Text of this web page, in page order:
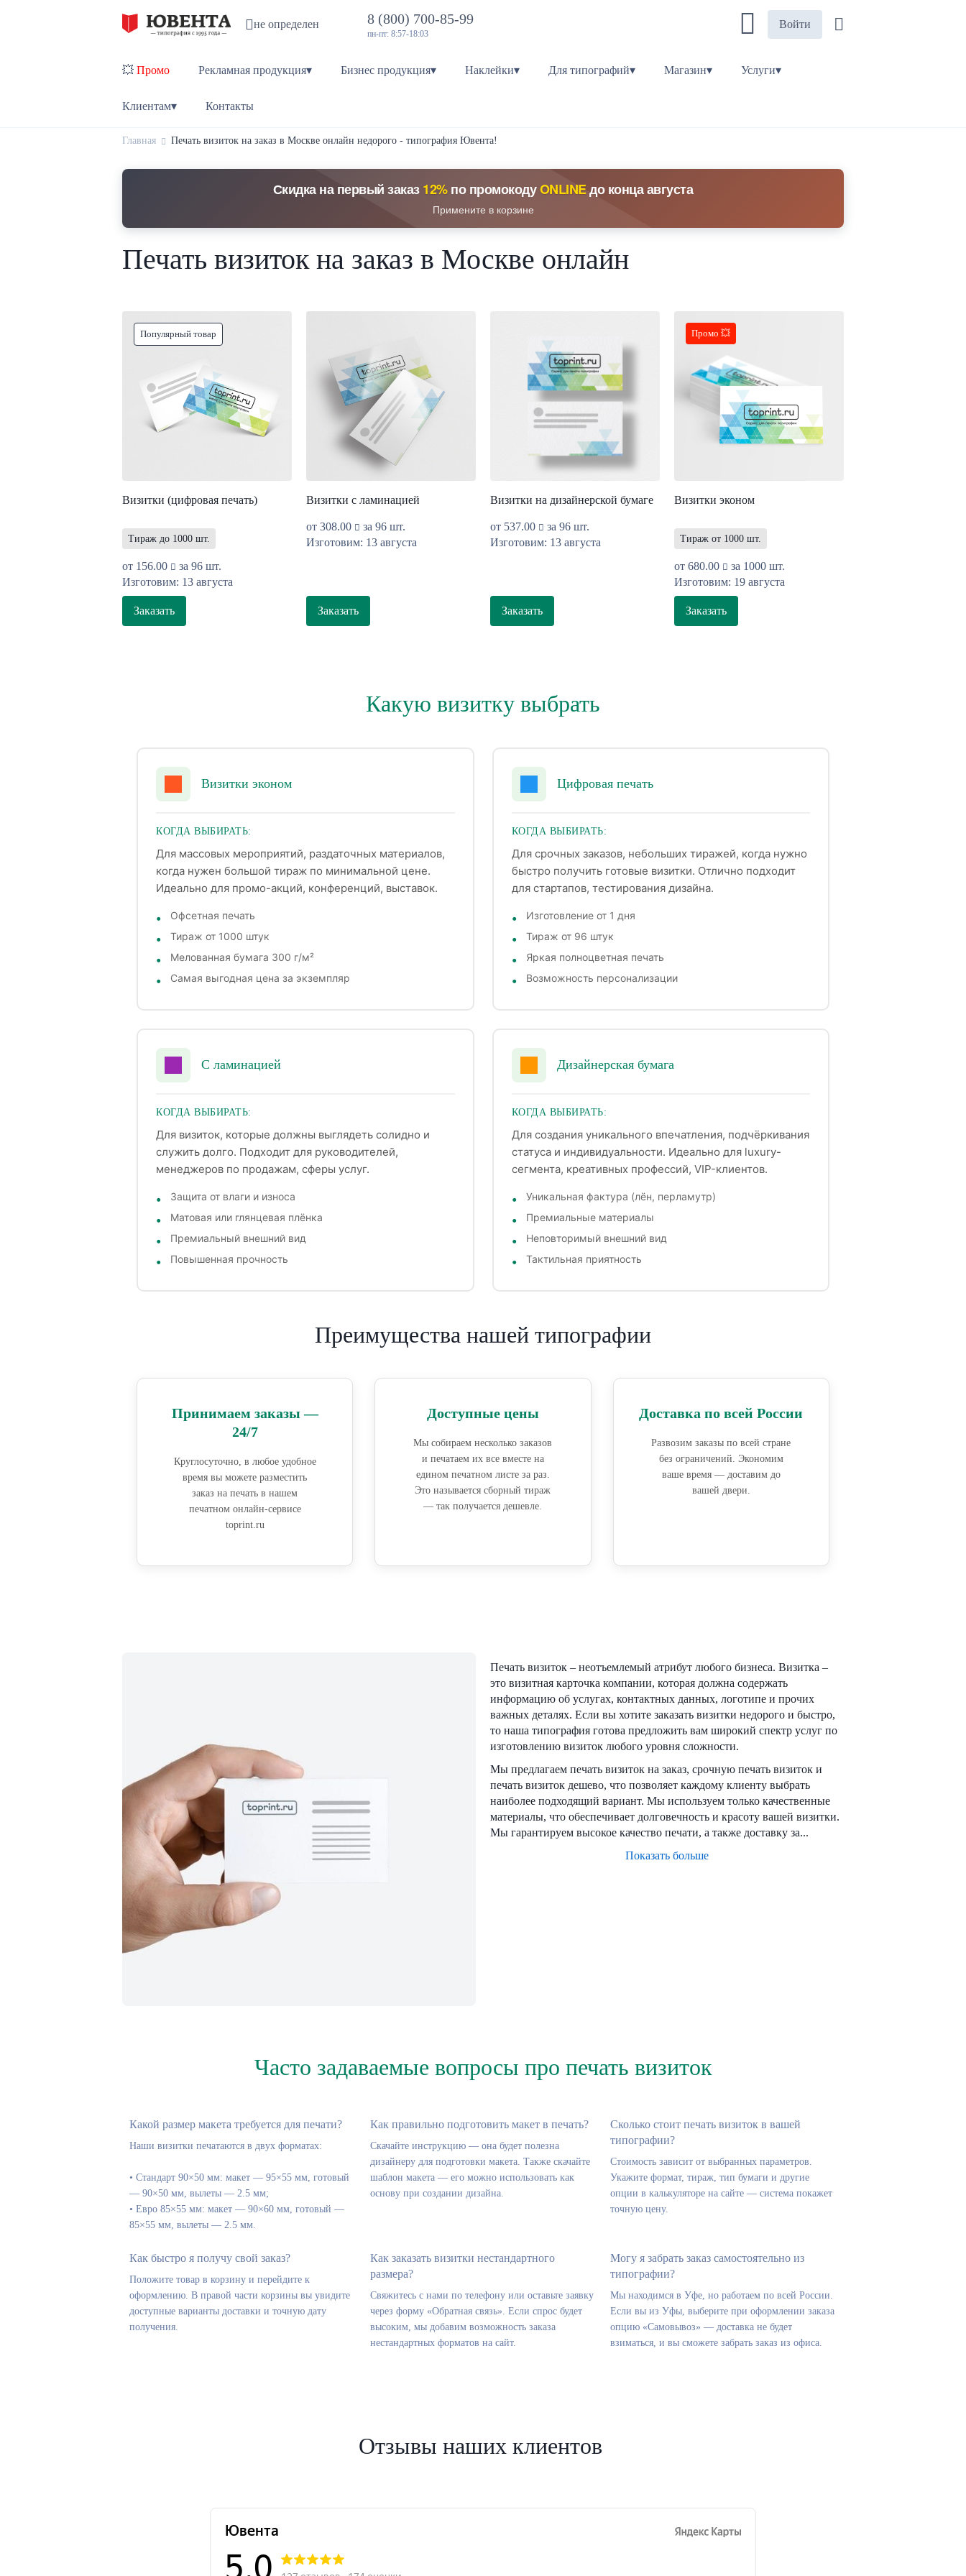
не определен 8 (800) 700-85-99
пн-пт: 8:57-18:03
Войти
💥 Промо Рекламная продукция▾ Бизнес продукция▾ Наклейки▾ Для типографий▾ Магазин▾ Услуги▾
Клиентам▾ Контакты
Главная Печать визиток на заказ в Москве онлайн недорого - типография Ювента!
Скидка на первый заказ12%по промокодуONLINEдо конца августа
Примените в корзине
Печать визиток на заказ в Москве онлайн
Популярный товар
Визитки (цифровая печать)
Тираж до 1000 шт.
от 156.00
за 96 шт.
Изготовим: 13 августа
Заказать
Визитки с ламинацией
от 308.00
за 96 шт.
Изготовим: 13 августа
Заказать
Визитки на дизайнерской бумаге
от 537.00
за 96 шт.
Изготовим: 13 августа
Заказать
Промо 💥
Визитки эконом
Тираж от 1000 шт.
от 680.00
за 1000 шт.
Изготовим: 19 августа
Заказать
Какую визитку выбрать
Визитки эконом
КОГДА ВЫБИРАТЬ:
Для массовых мероприятий, раздаточных материалов,
когда нужен большой тираж по минимальной цене.
Идеально для промо-акций, конференций, выставок.
Офсетная печать
Тираж от 1000 штук
Мелованная бумага 300 г/м²
Самая выгодная цена за экземпляр
Цифровая печать
КОГДА ВЫБИРАТЬ:
Для срочных заказов, небольших тиражей, когда нужно
быстро получить готовые визитки. Отлично подходит
для стартапов, тестирования дизайна.
Изготовление от 1 дня
Тираж от 96 штук
Яркая полноцветная печать
Возможность персонализации
С ламинацией
КОГДА ВЫБИРАТЬ:
Для визиток, которые должны выглядеть солидно и
служить долго. Подходит для руководителей,
менеджеров по продажам, сферы услуг.
Защита от влаги и износа
Матовая или глянцевая плёнка
Премиальный внешний вид
Повышенная прочность
Дизайнерская бумага
КОГДА ВЫБИРАТЬ:
Для создания уникального впечатления, подчёркивания
статуса и индивидуальности. Идеально для luxury-
сегмента, креативных профессий, VIP-клиентов.
Уникальная фактура (лён, перламутр)
Премиальные материалы
Неповторимый внешний вид
Тактильная приятность
Преимущества нашей типографии
Принимаем заказы —
24/7
Круглосуточно, в любое удобное
время вы можете разместить
заказ на печать в нашем
печатном онлайн-сервисе
toprint.ru
Доступные цены
Мы собираем несколько заказов
и печатаем их все вместе на
едином печатном листе за раз.
Это называется сборный тираж
— так получается дешевле.
Доставка по всей России
Развозим заказы по всей стране
без ограничений. Экономим
ваше время — доставим до
вашей двери.
Печать визиток – неотъемлемый атрибут любого бизнеса. Визитка –
это визитная карточка компании, которая должна содержать
информацию об услугах, контактных данных, логотипе и прочих
важных деталях. Если вы хотите заказать визитки недорого и быстро,
то наша типография готова предложить вам широкий спектр услуг по
изготовлению визиток любого уровня сложности.
Мы предлагаем печать визиток на заказ, срочную печать визиток и
печать визиток дешево, что позволяет каждому клиенту выбрать
наиболее подходящий вариант. Мы используем только качественные
материалы, что обеспечивает долговечность и красоту вашей визитки.
Мы гарантируем высокое качество печати, а также доставку за...
Показать больше
Часто задаваемые вопросы про печать визиток
Какой размер макета требуется для печати?
Наши визитки печатаются в двух форматах:
• Стандарт 90×50 мм: макет — 95×55 мм, готовый
— 90×50 мм, вылеты — 2.5 мм;
• Евро 85×55 мм: макет — 90×60 мм, готовый —
85×55 мм, вылеты — 2.5 мм.
Как правильно подготовить макет в печать?
Скачайте инструкцию — она будет полезна
дизайнеру для подготовки макета. Также скачайте
шаблон макета — его можно использовать как
основу при создании дизайна.
Сколько стоит печать визиток в вашей
типографии?
Стоимость зависит от выбранных параметров.
Укажите формат, тираж, тип бумаги и другие
опции в калькуляторе на сайте — система покажет
точную цену.
Как быстро я получу свой заказ?
Положите товар в корзину и перейдите к
оформлению. В правой части корзины вы увидите
доступные варианты доставки и точную дату
получения.
Как заказать визитки нестандартного
размера?
Свяжитесь с нами по телефону или оставьте заявку
через форму «Обратная связь». Если спрос будет
высоким, мы добавим возможность заказа
нестандартных форматов на сайт.
Могу я забрать заказ самостоятельно из
типографии?
Мы находимся в Уфе, но работаем по всей России.
Если вы из Уфы, выберите при оформлении заказа
опцию «Самовывоз» — доставка не будет
взиматься, и вы сможете забрать заказ из офиса.
Отзывы наших клиентов